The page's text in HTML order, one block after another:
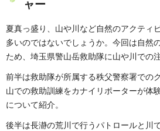
ャー
夏真っ盛り、山や川など自然のアクティ
多いのではないでしょうか。今回は自然
ため、埼玉県警山岳救助隊に山や川での
前半は救助隊が所属する秩父警察署での
山での救助訓練をカナイリポーターが体
について紹介。
後半は長瀞の荒川で行うパトロールと川